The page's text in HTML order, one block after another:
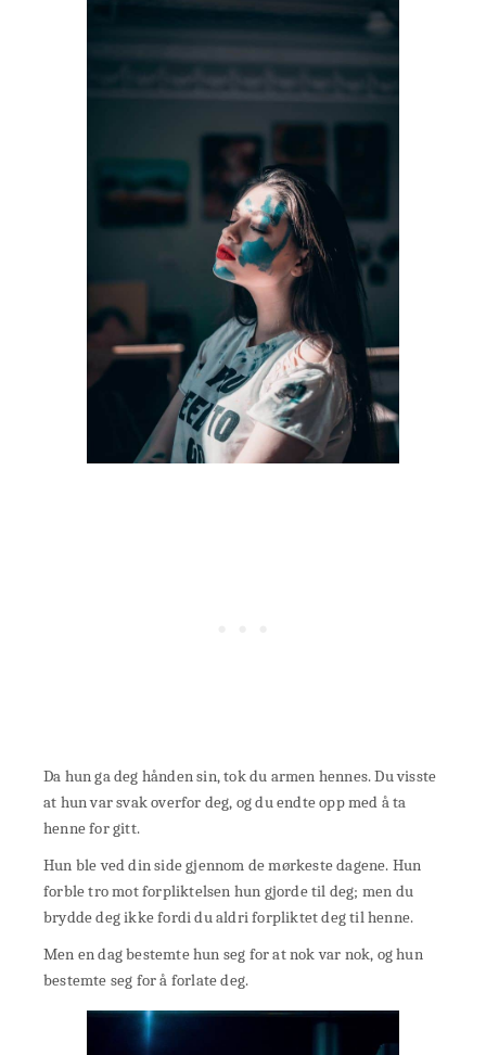
Da hun ga deg hånden sin, tok du armen hennes. Du visste
at hun var svak overfor deg, og du endte opp med å ta
henne for gitt.
Hun ble ved din side gjennom de mørkeste dagene. Hun
forble tro mot forpliktelsen hun gjorde til deg; men du
brydde deg ikke fordi du aldri forpliktet deg til henne.
Men en dag bestemte hun seg for at nok var nok, og hun
bestemte seg for å forlate deg.